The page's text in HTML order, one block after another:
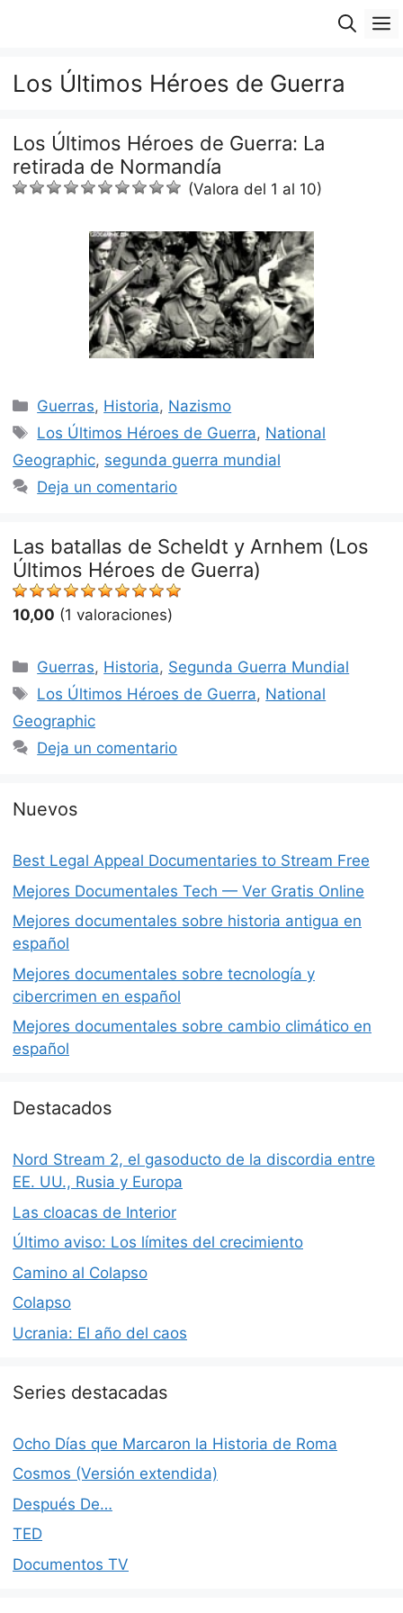
Los Últimos Héroes de Guerra
Los Últimos Héroes de Guerra: La
retirada de Normandía
(Valora del 1 al 10)
Categorías
Guerras, Historia, Nazismo
Etiquetas
Los Últimos Héroes de Guerra, National
Geographic, segunda guerra mundial
Deja un comentario
Las batallas de Scheldt y Arnhem (Los
Últimos Héroes de Guerra)
10,00 (1 valoraciones)
Categorías
Guerras, Historia, Segunda Guerra Mundial
Etiquetas
Los Últimos Héroes de Guerra, National
Geographic
Deja un comentario
Nuevos
Best Legal Appeal Documentaries to Stream Free
Mejores Documentales Tech — Ver Gratis Online
Mejores documentales sobre historia antigua en
español
Mejores documentales sobre tecnología y
cibercrimen en español
Mejores documentales sobre cambio climático en
español
Destacados
Nord Stream 2, el gasoducto de la discordia entre
EE. UU., Rusia y Europa
Las cloacas de Interior
Último aviso: Los límites del crecimiento
Camino al Colapso
Colapso
Ucrania: El año del caos
Series destacadas
Ocho Días que Marcaron la Historia de Roma
Cosmos (Versión extendida)
Después De…
TED
Documentos TV